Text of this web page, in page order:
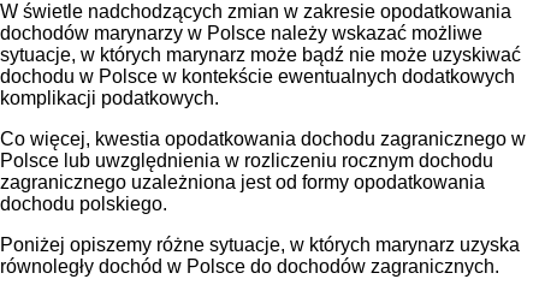
W świetle nadchodzących zmian w zakresie opodatkowania
dochodów marynarzy w Polsce należy wskazać możliwe
sytuacje, w których marynarz może bądź nie może uzyskiwać
dochodu w Polsce w kontekście ewentualnych dodatkowych
komplikacji podatkowych.
Co więcej, kwestia opodatkowania dochodu zagranicznego w
Polsce lub uwzględnienia w rozliczeniu rocznym dochodu
zagranicznego uzależniona jest od formy opodatkowania
dochodu polskiego.
Poniżej opiszemy różne sytuacje, w których marynarz uzyska
równoległy dochód w Polsce do dochodów zagranicznych.